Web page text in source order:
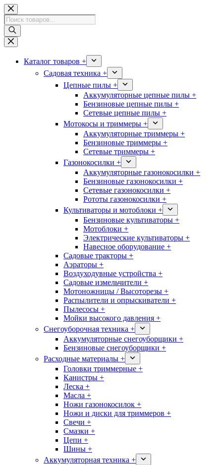
Перейти
к
сути
Поиск
товаров
Каталог товаров +
Садовая техника +
Цепные пилы +
Аккумуляторные цепные пилы +
Бензиновые цепные пилы +
Сетевые цепные пилы +
Мотокосы и триммеры +
Аккумуляторные триммеры +
Бензиновые триммеры +
Сетевые триммеры +
Газонокосилки +
Аккумуляторные газонокосилки +
Бензиновые газонокосилки +
Сетевые газонокосилки +
Рототы газонокосилки +
Культиваторы и мотоблоки +
Бензиновые культиваторы +
Мотоблоки +
Электрические культиваторы +
Навесное оборудование +
Садовые тракторы +
Аэраторы +
Воздуходувные устройства +
Садовые измельчители +
Мотоножницы / Высоторезы +
Распылители и опрыскиватели +
Пылесосы +
Мойки высокого давления +
Снегоуборочная техника +
Аккумуляторные снегоуборщики +
Бензиновые снегоуборщики +
Расходные материалы +
Головки триммерные +
Канистры +
Леска +
Масла +
Ножи газонокосилок +
Ножи и диски для триммеров +
Свечи +
Смазки +
Цепи +
Шины +
Аккумуляторная техника +